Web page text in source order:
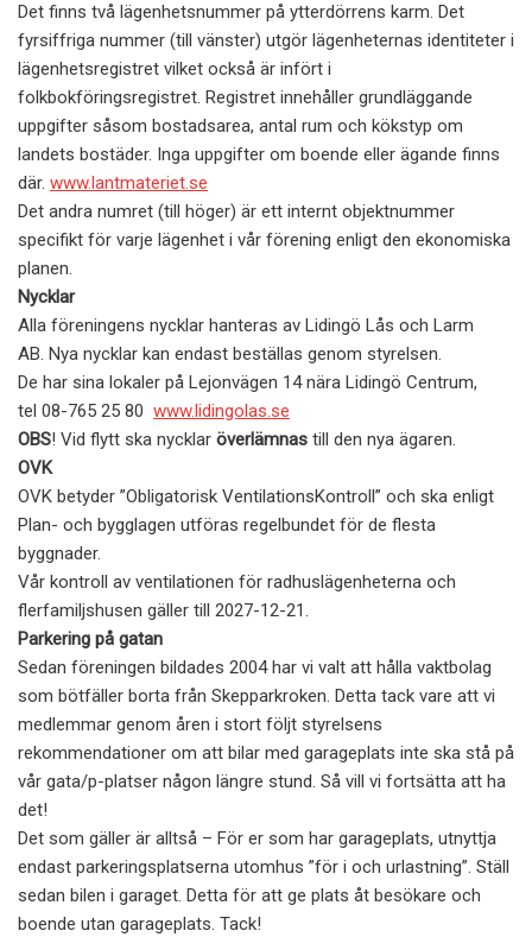
Det finns två lägenhetsnummer på ytterdörrens karm. Det
fyrsiffriga nummer (till vänster) utgör lägenheternas identiteter i
lägenhetsregistret vilket också är infört i
folkbokföringsregistret. Registret innehåller grundläggande
uppgifter såsom bostadsarea, antal rum och kökstyp om
landets bostäder. Inga uppgifter om boende eller ägande finns
där. www.lantmateriet.se
Det andra numret (till höger) är ett internt objektnummer
specifikt för varje lägenhet i vår förening enligt den ekonomiska
planen.
Nycklar
Alla föreningens nycklar hanteras av Lidingö Lås och Larm
AB. Nya nycklar kan endast beställas genom styrelsen.
De har sina lokaler på Lejonvägen 14 nära Lidingö Centrum,
tel 08-765 25 80 www.lidingolas.se
OBS! Vid flytt ska nycklar överlämnas till den nya ägaren.
OVK
OVK betyder ”Obligatorisk VentilationsKontroll” och ska enligt
Plan- och bygglagen utföras regelbundet för de flesta
byggnader.
Vår kontroll av ventilationen för radhuslägenheterna och
flerfamiljshusen gäller till 2027-12-21.
Parkering på gatan
Sedan föreningen bildades 2004 har vi valt att hålla vaktbolag
som bötfäller borta från Skepparkroken. Detta tack vare att vi
medlemmar genom åren i stort följt styrelsens
rekommendationer om att bilar med garageplats inte ska stå på
vår gata/p-platser någon längre stund. Så vill vi fortsätta att ha
det!
Det som gäller är alltså – För er som har garageplats, utnyttja
endast parkeringsplatserna utomhus ”för i och urlastning”. Ställ
sedan bilen i garaget. Detta för att ge plats åt besökare och
boende utan garageplats. Tack!